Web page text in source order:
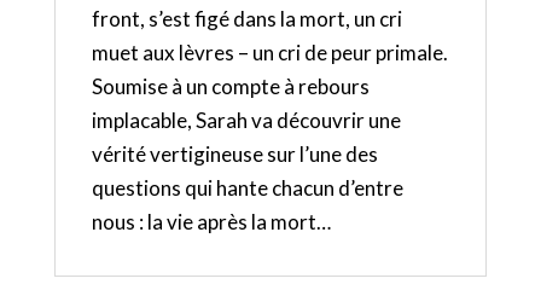
front, s’est figé dans la mort, un cri
muet aux lèvres – un cri de peur primale.
Soumise à un compte à rebours
implacable, Sarah va découvrir une
vérité vertigineuse sur l’une des
questions qui hante chacun d’entre
nous : la vie après la mort…